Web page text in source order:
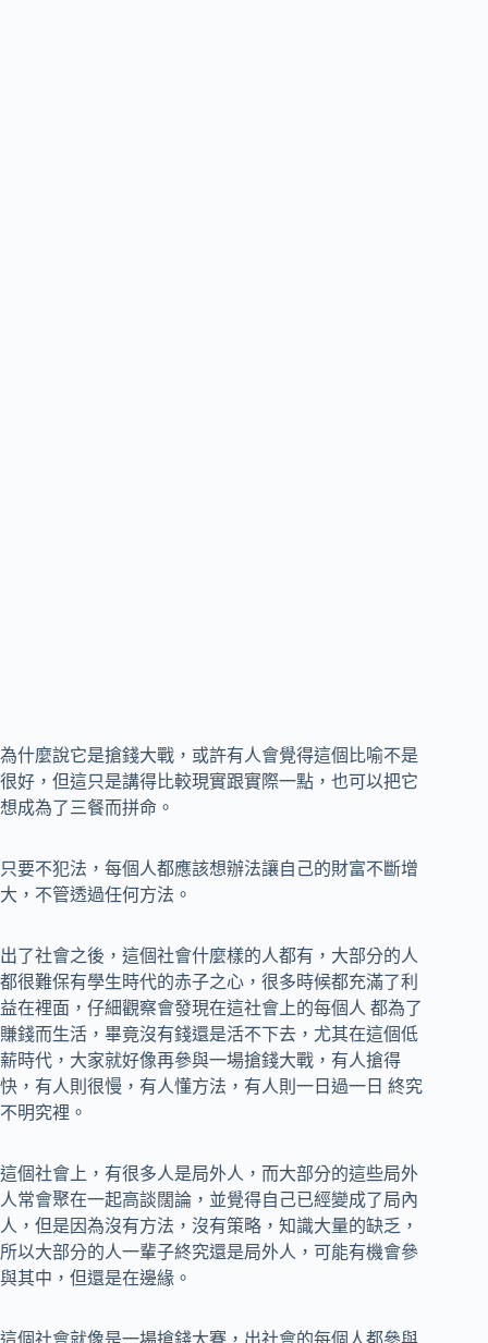
為什麼說它是搶錢大戰，或許有人會覺得這個比喻不是
很好，但這只是講得比較現實跟實際一點，也可以把它
想成為了三餐而拼命。
只要不犯法，每個人都應該想辦法讓自己的財富不斷增
大，不管透過任何方法。
出了社會之後，這個社會什麼樣的人都有，大部分的人
都很難保有學生時代的赤子之心，很多時候都充滿了利
益在裡面，仔細觀察會發現在這社會上的每個人 都為了
賺錢而生活，畢竟沒有錢還是活不下去，尤其在這個低
薪時代，大家就好像再參與一場搶錢大戰，有人搶得
快，有人則很慢，有人懂方法，有人則一日過一日 終究
不明究裡。
這個社會上，有很多人是局外人，而大部分的這些局外
人常會聚在一起高談闊論，並覺得自己已經變成了局內
人，但是因為沒有方法，沒有策略，知識大量的缺乏，
所以大部分的人一輩子終究還是局外人，可能有機會參
與其中，但還是在邊緣。
這個社會就像是一場搶錢大賽，出社會的每個人都參與